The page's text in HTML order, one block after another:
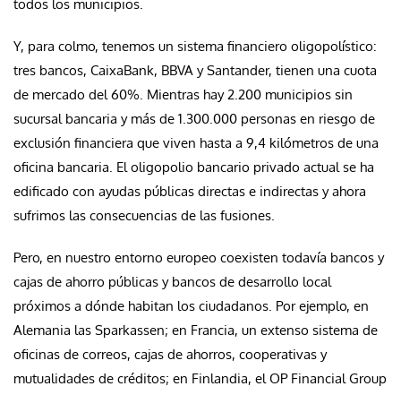
todos los municipios.
Y, para colmo, tenemos un sistema financiero oligopolístico:
tres bancos, CaixaBank, BBVA y Santander, tienen una cuota
de mercado del 60%. Mientras hay 2.200 municipios sin
sucursal bancaria y más de 1.300.000 personas en riesgo de
exclusión financiera que viven hasta a 9,4 kilómetros de una
oficina bancaria. El oligopolio bancario privado actual se ha
edificado con ayudas públicas directas e indirectas y ahora
sufrimos las consecuencias de las fusiones.
Pero, en nuestro entorno europeo coexisten todavía bancos y
cajas de ahorro públicas y bancos de desarrollo local
próximos a dónde habitan los ciudadanos. Por ejemplo, en
Alemania las Sparkassen; en Francia, un extenso sistema de
oficinas de correos, cajas de ahorros, cooperativas y
mutualidades de créditos; en Finlandia, el OP Financial Group